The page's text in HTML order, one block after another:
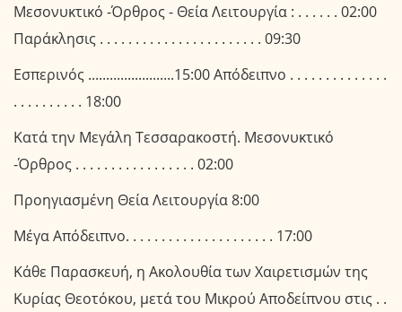
Μεσονυκτικό -Όρθρος - Θεία Λειτουργία : . . . . . . 02:00
Παράκλησις . . . . . . . . . . . . . . . . . . . . . . . 09:30
Εσπερινός ........................15:00 Απόδειπνο . . . . . . . . . . . . . .
. . . . . . . . . . 18:00
Κατά την Μεγάλη Τεσσαρακοστή. Μεσονυκτικό
-Όρθρος . . . . . . . . . . . . . . . . . 02:00
Προηγιασμένη Θεία Λειτουργία 8:00
Μέγα Απόδειπνο. . . . . . . . . . . . . . . . . . . . . 17:00
Κάθε Παρασκευή, η Ακολουθία των Χαιρετισμών της
Κυρίας Θεοτόκου, μετά του Μικρού Αποδείπνου στις . .